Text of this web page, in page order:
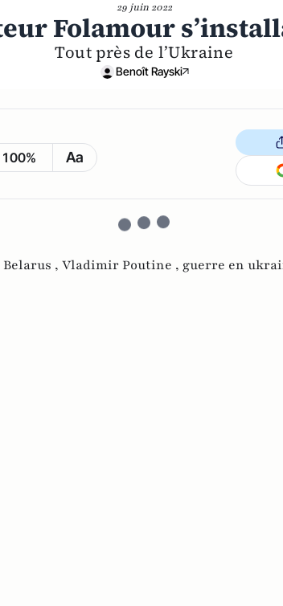
29 juin 2022
Folamour
Tout près de l’Ukraine
Benoît Rayski
100% Aa
Belarus , Vladimir Poutine , guerre en